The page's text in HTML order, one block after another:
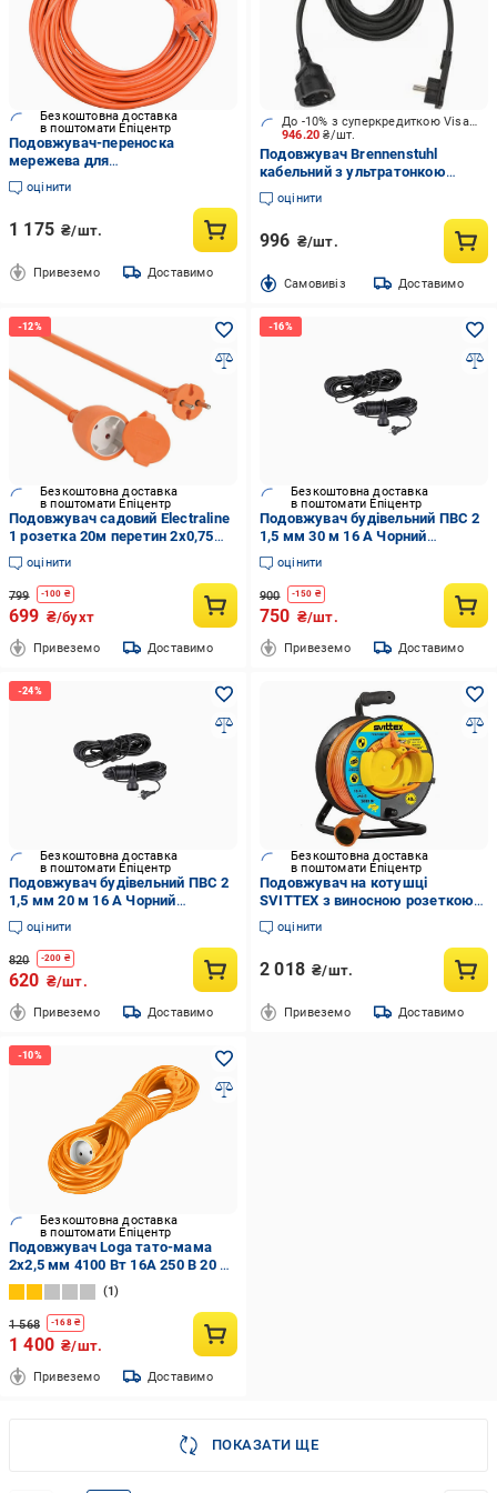
Безкоштовна доставка
в поштомати Епіцентр
Подовжувач-переноска
мережева для
електроінструменту 2х1,5
кв.мм 30 м (2624B)
оцінити
1 175 ₴/шт.
Привеземо Доставимо
946.20₴/шт.
До -10% з суперкредиткою Visa Вигода
Подовжувач Brennenstuhl
кабельний з ультратонкою
вилкою із заземленням 1 гн.
чорний 5 м 1168980050
оцінити
996 ₴/шт.
Cамовивіз Доставимо
Безкоштовна доставка
в поштомати Епіцентр
Подовжувач садовий Electraline
1 розетка 20м перетин 2х0,75
1500W 220V Помаранчевий
(1613)
оцінити
799 -100 ₴
699 ₴/бухт
Привеземо Доставимо
Безкоштовна доставка
в поштомати Епіцентр
Подовжувач будівельний ПВС 2
1,5 мм 30 м 16 А Чорний
(3890760)
оцінити
900 -150 ₴
750 ₴/шт.
Привеземо Доставимо
Безкоштовна доставка
в поштомати Епіцентр
Подовжувач будівельний ПВС 2
1,5 мм 20 м 16 А Чорний
(328907)
оцінити
820 -200 ₴
620 ₴/шт.
Привеземо Доставимо
Безкоштовна доставка
в поштомати Епіцентр
Подовжувач на котушці
SVITTEX з виносною розеткою
40 м 2х1,5 мм2 (SV-2060)
оцінити
2 018 ₴/шт.
Привеземо Доставимо
Безкоштовна доставка
в поштомати Епіцентр
Подовжувач Loga тато-мама
2х2,5 мм 4100 Вт 16А 250 В 20 м
(С8-02х2.5-20-ОС)
1
1 568 -168₴
1 400 ₴/шт.
Привеземо Доставимо
ПОКАЗАТИ ЩЕ